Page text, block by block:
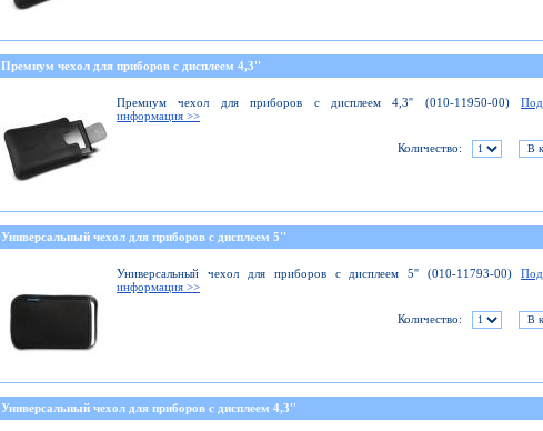
Премиум чехол для приборов с дисплеем 4,3''
Премиум чехол для приборов с дисплеем 4,3'' (010-11950-00)
информация >>
Количество:
Универсальный чехол для приборов с дисплеем 5''
Универсальный чехол для приборов с дисплеем 5'' (010-11793-00)
информация >>
Количество:
Универсальный чехол для приборов с дисплеем 4,3''